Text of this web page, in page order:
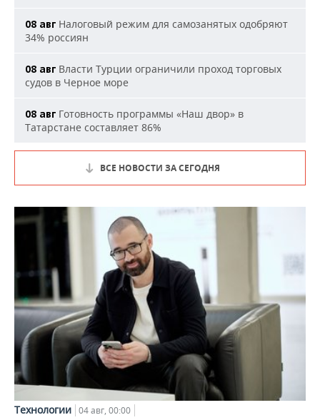
08 авг Налоговый режим для самозанятых одобряют
34% россиян
08 авг Власти Турции ограничили проход торговых
судов в Черное море
08 авг Готовность программы «Наш двор» в
Татарстане составляет 86%
ВСЕ НОВОСТИ ЗА СЕГОДНЯ
Технологии 04 авг, 00:00